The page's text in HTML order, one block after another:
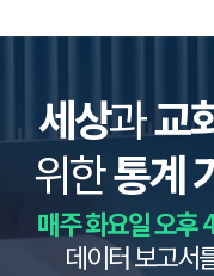
세상과교
위한통계
매주 화요일 오후
데이터 보고서